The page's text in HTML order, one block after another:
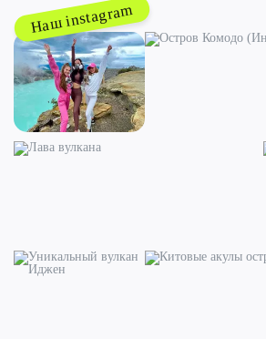
Наш instagram